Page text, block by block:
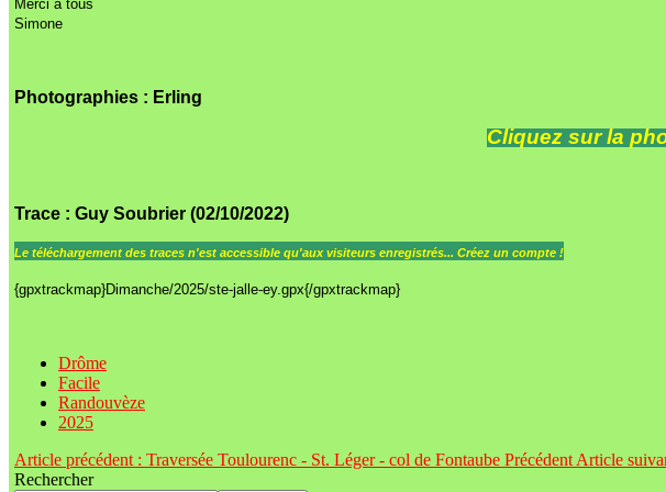
Merci à tous
Simone
Photographies : Erling
Cliquez sur la
Trace : Guy Soubrier (02/10/2022)
Le téléchargement des traces n'est accessible qu'aux visiteurs enregistrés... Créez un compte !
{gpxtrackmap}Dimanche/2025/ste-jalle-ey.gpx{/gpxtrackmap}
Drôme
Facile
Randouvèze
2025
Article précédent : Traversée Toulourenc - St. Léger - col de Fontaube Précédent Article
Rechercher